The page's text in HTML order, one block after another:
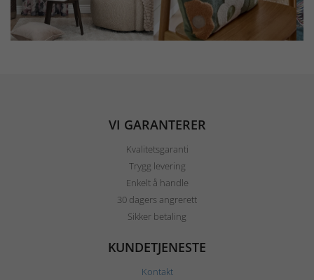
VI GARANTERER
Kvalitetsgaranti
Trygg levering
Enkelt å handle
30 dagers angrerett
Sikker betaling
KUNDETJENESTE
Kontakt